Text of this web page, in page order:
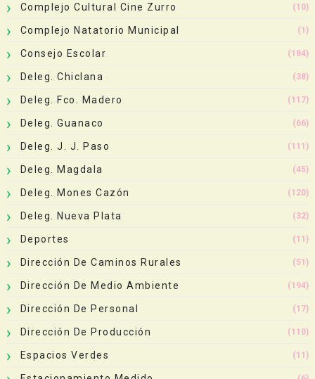
Complejo Cultural Cine Zurro (10)
Complejo Natatorio Municipal (1)
Consejo Escolar (184)
Deleg. Chiclana (38)
Deleg. Fco. Madero (117)
Deleg. Guanaco (66)
Deleg. J. J. Paso (111)
Deleg. Magdala (45)
Deleg. Mones Cazón (120)
Deleg. Nueva Plata (32)
Deportes (11)
Dirección De Caminos Rurales (51)
Dirección De Medio Ambiente (194)
Dirección De Personal (17)
Dirección De Producción (110)
Espacios Verdes (11)